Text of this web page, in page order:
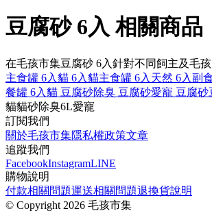
豆腐砂 6入 相關商品
在毛孩市集豆腐砂 6入針對不同飼主及毛
主食罐 6入貓 6入貓主食罐 6入天然 6入副
餐罐 6入貓 豆腐砂除臭 豆腐砂愛寵 豆腐砂
貓貓砂除臭6L愛寵
訂閱我們
關於毛孩市集隱私權政策文章
追蹤我們
FacebookInstagramLINE
購物說明
付款相關問題運送相關問題退換貨說明
© Copyright 2026 毛孩市集